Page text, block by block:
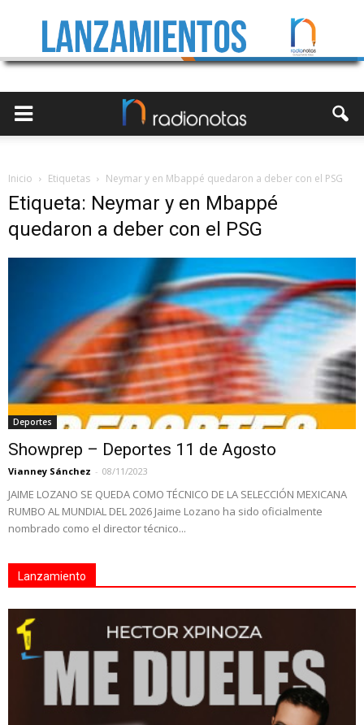
Inicio Etiquetas Neymar y en Mbappé quedaron a deber con el PSG
Etiqueta: Neymar y en Mbappé
quedaron a deber con el PSG
Deportes
Showprep – Deportes 11 de Agosto
Vianney Sánchez - 08/11/2023
JAIME LOZANO SE QUEDA COMO TÉCNICO DE LA SELECCIÓN MEXICANA
RUMBO AL MUNDIAL DEL 2026 Jaime Lozano ha sido oficialmente
nombrado como el director técnico...
Lanzamiento